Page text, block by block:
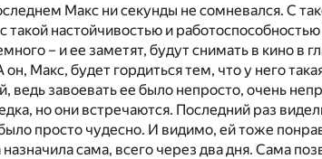
Макс ни секунды не сомневался. С
такой настойчивостью и
– и ее заметят, будут снимать в кино в
Макс, будет гордиться тем, что у него
ведь завоевать ее было непросто, очень
но они встречаются. Последний раз
просто чудесно. И видимо, ей тоже
сама, всего через два дня. Сама